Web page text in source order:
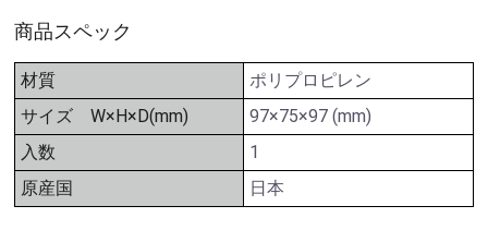
商品スペック
材質
ポリプロピレン
サイズ W×H×D(mm)
97×75×97 (mm)
入数
1
原産国
日本